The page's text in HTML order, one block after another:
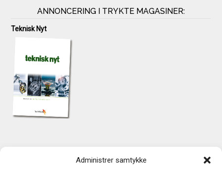
Administrer samtykke
ANNONCERING I TRYKTE MAGASINER:
Teknisk Nyt
TechMedia A/S